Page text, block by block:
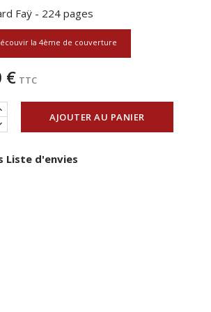
Faÿ - 224 pages
la 4ème de couverture
€ TTC
AJOUTER AU PANIER
Liste d'envies